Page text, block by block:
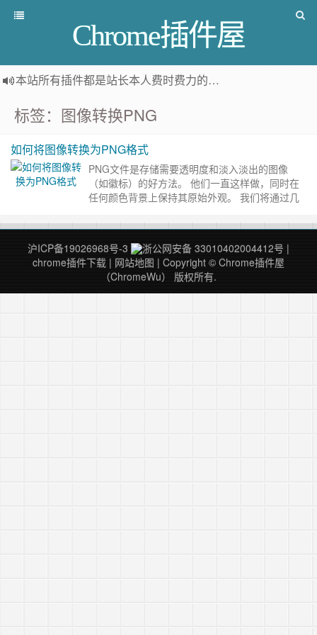
Chrome插件屋
本站所有插件都是站长本人费时费力的人工筛选推荐
标签：图像转换PNG
如何将图像转换为PNG格式
PNG文件是存储需要透明度和淡入淡出的图像
（如徽标）的好方法。 他们一直这样做，同时在
任何颜色背景上保持其原始外观。 我们将通过几
文件？ PNG或便携……继续阅读 »
沪ICP备19026968号-3
浙公网安备 33010402004412号 |
chrome插件下载 | 网站地图 | Copyright © Chrome插件屋
（ChromeWu） 版权所有.